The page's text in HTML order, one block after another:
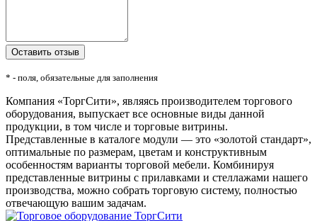
* - поля, обязательные для заполнения
Компания «ТоргСити», являясь производителем торгового
оборудования, выпускает все основные виды данной
продукции, в том числе и торговые витрины.
Представленные в каталоге модули — это «золотой стандарт»,
оптимальные по размерам, цветам и конструктивным
особенностям варианты торговой мебели. Комбинируя
представленные витрины с прилавками и стеллажами нашего
производства, можно собрать торговую систему, полностью
отвечающую вашим задачам.